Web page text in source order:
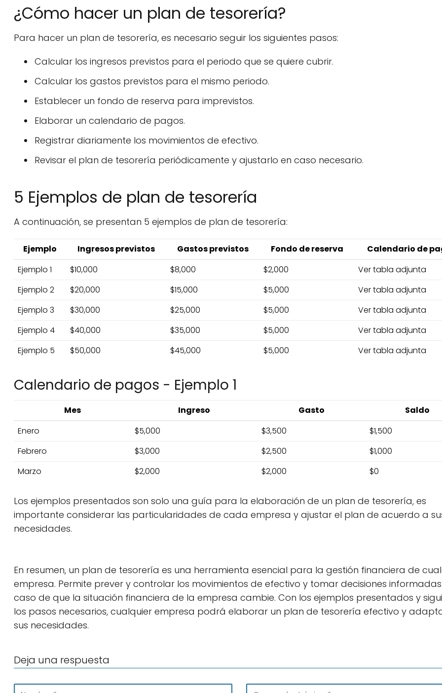
¿Cómo hacer un plan de tesorería?
Para hacer un plan de tesorería, es necesario seguir los siguientes pasos:
Calcular los ingresos previstos para el periodo que se quiere cubrir.
Calcular los gastos previstos para el mismo periodo.
Establecer un fondo de reserva para imprevistos.
Elaborar un calendario de pagos.
Registrar diariamente los movimientos de efectivo.
Revisar el plan de tesorería periódicamente y ajustarlo en caso necesario.
5 Ejemplos de plan de tesorería
A continuación, se presentan 5 ejemplos de plan de tesorería:
Ejemplo Ingresos previstos Gastos previstos Fondo de reserva
Calendario de
Ejemplo 1
$10,000 $8,000 $2,000
Ver tabla adjunta
Ejemplo 2
$20,000 $15,000 $5,000
Ver tabla adjunta
Ejemplo 3
$30,000 $25,000 $5,000
Ver tabla adjunta
Ejemplo 4
$40,000 $35,000 $5,000
Ver tabla adjunta
Ejemplo 5
$50,000 $45,000 $5,000 Ver tabla adjunta
Calendario de pagos - Ejemplo 1
Mes Ingreso Gasto
Saldo
Enero
$5,000 $3,500
$1,500
Febrero
$3,000 $2,500
$1,000
Marzo
$2,000 $2,000 $0
Los ejemplos presentados son solo una guía para la elaboración de un plan de tesorería, es
importante considerar las particularidades de cada empresa y ajustar el plan de acuerdo a
necesidades.
En resumen, un plan de tesorería es una herramienta esencial para la gestión financiera de
empresa. Permite prever y controlar los movimientos de efectivo y tomar decisiones
caso de que la situación financiera de la empresa cambie. Con los ejemplos presentados y
los pasos necesarios, cualquier empresa podrá elaborar un plan de tesorería efectivo y
sus necesidades.
Deja una respuesta